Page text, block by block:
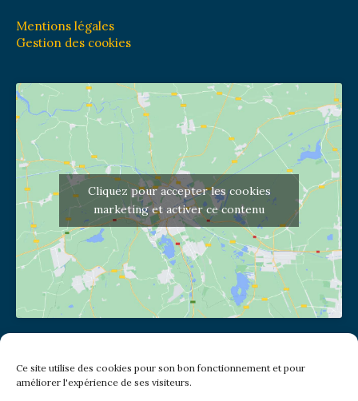
Ce site utilise des cookies pour son bon fonctionnement et pour
améliorer l'expérience de ses visiteurs.
Mentions légales
Gestion des cookies
Cliquez pour accepter les cookies
marketing et activer ce contenu
(pas de courrier à cette adresse)
2 place Jules Joffrin - 75018